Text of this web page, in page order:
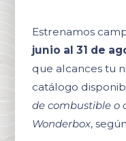
Estrenamos
junio al 31 de
que alcances tu
catálogo
de combustible o
Wonderbox,